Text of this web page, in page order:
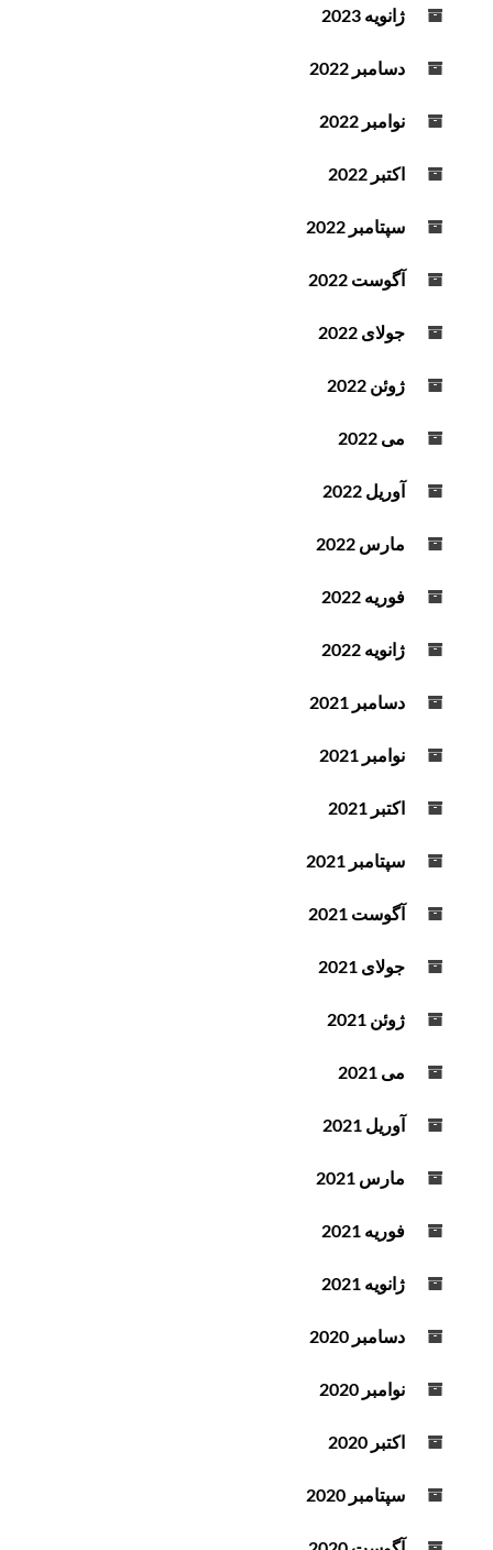
ژانویه 2023
دسامبر 2022
نوامبر 2022
اکتبر 2022
سپتامبر 2022
آگوست 2022
جولای 2022
ژوئن 2022
می 2022
آوریل 2022
مارس 2022
فوریه 2022
ژانویه 2022
دسامبر 2021
نوامبر 2021
اکتبر 2021
سپتامبر 2021
آگوست 2021
جولای 2021
ژوئن 2021
می 2021
آوریل 2021
مارس 2021
فوریه 2021
ژانویه 2021
دسامبر 2020
نوامبر 2020
اکتبر 2020
سپتامبر 2020